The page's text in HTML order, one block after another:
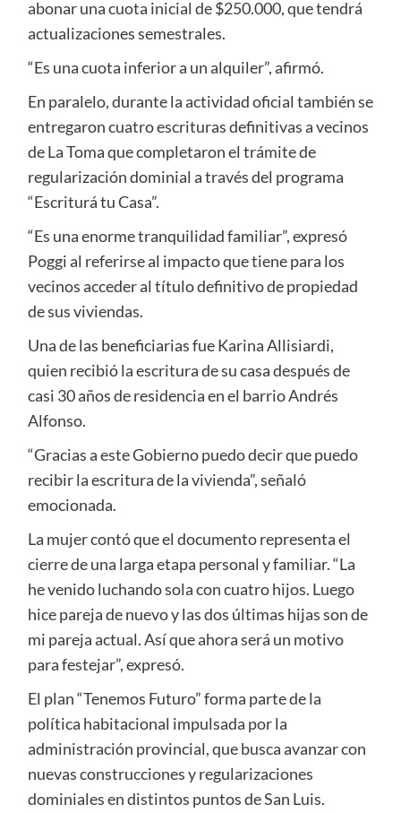
abonar una cuota inicial de $250.000, que tendrá
actualizaciones semestrales.
“Es una cuota inferior a un alquiler”, afirmó.
En paralelo, durante la actividad oficial también se
entregaron cuatro escrituras definitivas a vecinos
de La Toma que completaron el trámite de
regularización dominial a través del programa
“Escriturá tu Casa”.
“Es una enorme tranquilidad familiar”, expresó
Poggi al referirse al impacto que tiene para los
vecinos acceder al título definitivo de propiedad
de sus viviendas.
Una de las beneficiarias fue Karina Allisiardi,
quien recibió la escritura de su casa después de
casi 30 años de residencia en el barrio Andrés
Alfonso.
“Gracias a este Gobierno puedo decir que puedo
recibir la escritura de la vivienda”, señaló
emocionada.
La mujer contó que el documento representa el
cierre de una larga etapa personal y familiar. “La
he venido luchando sola con cuatro hijos. Luego
hice pareja de nuevo y las dos últimas hijas son de
mi pareja actual. Así que ahora será un motivo
para festejar”, expresó.
El plan “Tenemos Futuro” forma parte de la
política habitacional impulsada por la
administración provincial, que busca avanzar con
nuevas construcciones y regularizaciones
dominiales en distintos puntos de San Luis.